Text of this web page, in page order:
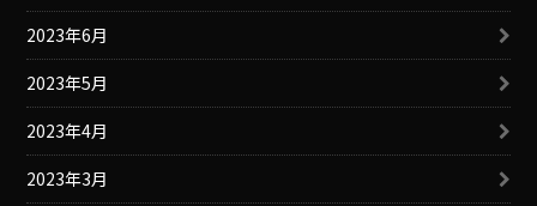
2023年6月
2023年5月
2023年4月
2023年3月